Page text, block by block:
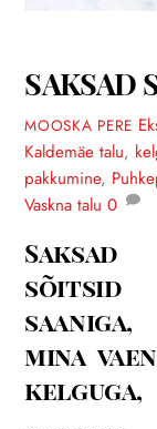
SAKSAD
MOOSKA PERE
Kaldemäe talu,
pakkumine,
Vaskna talu 0
Saksad
sõitsid
saaniga,
mina
kelguga,